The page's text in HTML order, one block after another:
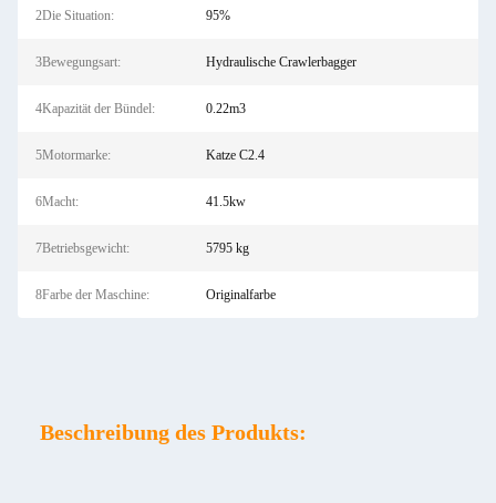
2Die Situation: 95%
3Bewegungsart: Hydraulische Crawlerbagger
4Kapazität der Bündel: 0.22m3
5Motormarke: Katze C2.4
6Macht: 41.5kw
7Betriebsgewicht: 5795 kg
8Farbe der Maschine: Originalfarbe
Beschreibung des Produkts: